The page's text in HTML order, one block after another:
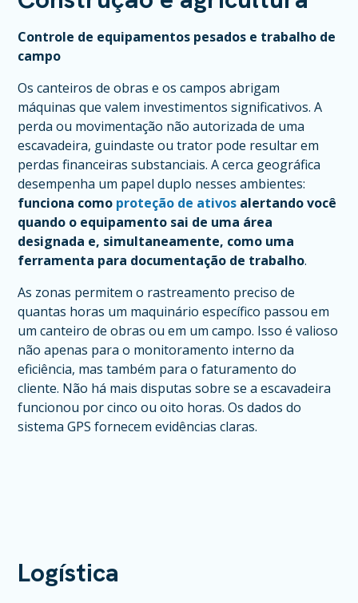
Controle de equipamentos pesados e trabalho de
campo
Os canteiros de obras e os campos abrigam
máquinas que valem investimentos significativos. A
perda ou movimentação não autorizada de uma
escavadeira, guindaste ou trator pode resultar em
perdas financeiras substanciais. A cerca geográfica
desempenha um papel duplo nesses ambientes:
funciona como proteção de ativos alertando você
quando o equipamento sai de uma área
designada e, simultaneamente, como uma
ferramenta para documentação de trabalho.
As zonas permitem o rastreamento preciso de
quantas horas um maquinário específico passou em
um canteiro de obras ou em um campo. Isso é valioso
não apenas para o monitoramento interno da
eficiência, mas também para o faturamento do
cliente. Não há mais disputas sobre se a escavadeira
funcionou por cinco ou oito horas. Os dados do
sistema GPS fornecem evidências claras.
Logística